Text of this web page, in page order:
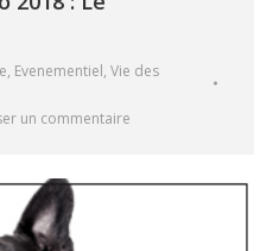
, Evenementiel, Vie des
un commentaire